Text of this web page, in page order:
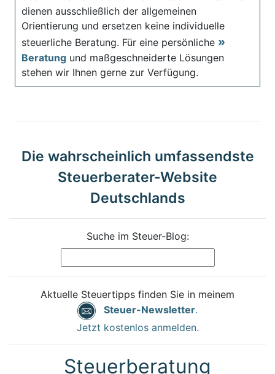
dienen ausschließlich der allgemeinen
Orientierung und ersetzen keine individuelle
steuerliche Beratung. Für eine persönliche
Beratung und maßgeschneiderte Lösungen
stehen wir Ihnen gerne zur Verfügung.
Die wahrscheinlich umfassendste
Steuerberater-Website
Deutschlands
Suche im Steuer-Blog:
Aktuelle Steuertipps finden Sie in meinem
Steuer-Newsletter.
Jetzt kostenlos anmelden.
Steuerberatung